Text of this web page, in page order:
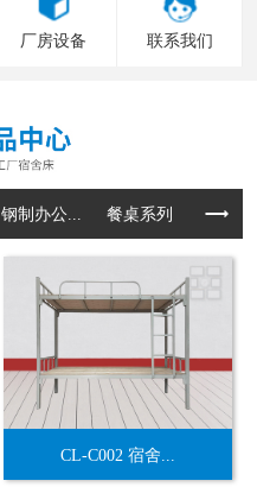
厂房设备 联系我们
钢制办公... 餐桌系列 货架
CL-C002 宿舍...